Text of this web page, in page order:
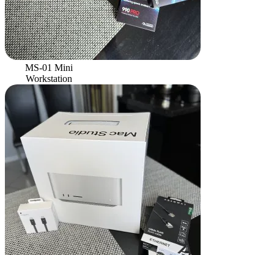
MS-01 Mini
Workstation